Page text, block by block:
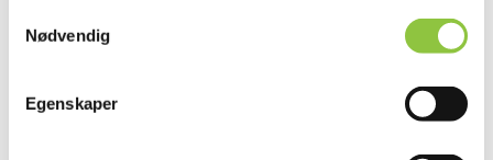
Nødvendig
Egenskaper